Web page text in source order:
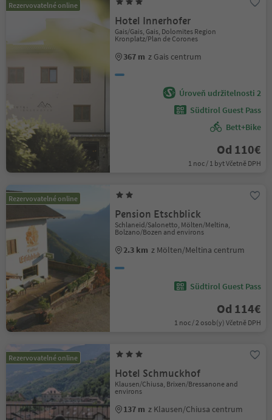
Rezervovatelné online
Hotel Innerhofer
Gais/Gais, Gais, Dolomites Region
Kronplatz/Plan de Corones
367 m z Gais centrum
Úroveň udržitelnosti 2
Südtirol Guest Pass
Bett+Bike
Od 110€
1 noc / 1 byt Včetně DPH
Rezervovatelné online
Pension Etschblick
Schlaneid/Salonetto, Mölten/Meltina,
Bolzano/Bozen and environs
2.3 km z Mölten/Meltina centrum
Südtirol Guest Pass
Od 114€
1 noc / 2 osob(y) Včetně DPH
Rezervovatelné online
Hotel Schmuckhof
Klausen/Chiusa, Brixen/Bressanone and
environs
137 m z Klausen/Chiusa centrum